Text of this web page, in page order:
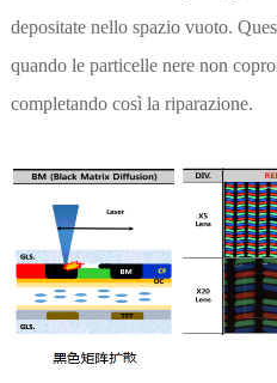
depositate nello spazio vuoto.
quando le particelle nere non
completando così la riparazione.